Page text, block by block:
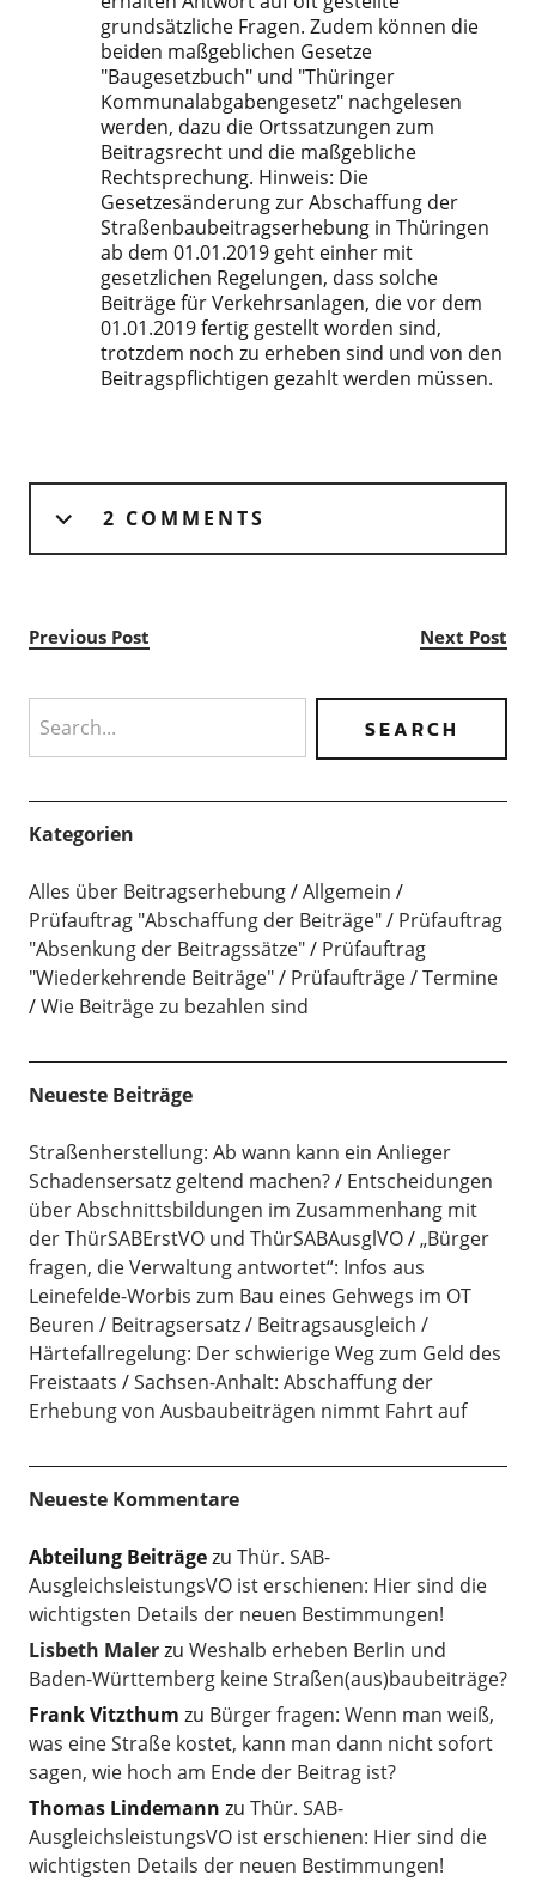
grundsätzliche Fragen. Zudem können die
beiden maßgeblichen Gesetze
"Baugesetzbuch" und "Thüringer
Kommunalabgabengesetz" nachgelesen
werden, dazu die Ortssatzungen zum
Beitragsrecht und die maßgebliche
Rechtsprechung. Hinweis: Die
Gesetzesänderung zur Abschaffung der
Straßenbaubeitragserhebung in Thüringen
ab dem 01.01.2019 geht einher mit
gesetzlichen Regelungen, dass solche
Beiträge für Verkehrsanlagen, die vor dem
01.01.2019 fertig gestellt worden sind,
trotzdem noch zu erheben sind und von den
Beitragspflichtigen gezahlt werden müssen.
2 COMMENTS
Previous Post Next Post
Kategorien
Alles über Beitragserhebung
Allgemein
Prüfauftrag "Abschaffung der Beiträge"
Prüfauftrag
"Absenkung der Beitragssätze"
Prüfauftrag
"Wiederkehrende Beiträge"
Prüfaufträge
Termine
Wie Beiträge zu bezahlen sind
Neueste Beiträge
Straßenherstellung: Ab wann kann ein Anlieger
Schadensersatz geltend machen?
Entscheidungen
über Abschnittsbildungen im Zusammenhang mit
der ThürSABErstVO und ThürSABAusglVO
„Bürger
fragen, die Verwaltung antwortet“: Infos aus
Leinefelde-Worbis zum Bau eines Gehwegs im OT
Beuren
Beitragsersatz / Beitragsausgleich /
Härtefallregelung: Der schwierige Weg zum Geld des
Freistaats
Sachsen-Anhalt: Abschaffung der
Erhebung von Ausbaubeiträgen nimmt Fahrt auf
Neueste Kommentare
Abteilung Beiträgezu Thür. SAB-
AusgleichsleistungsVO ist erschienen: Hier sind die
wichtigsten Details der neuen Bestimmungen!
Lisbeth Malerzu Weshalb erheben Berlin und
Baden-Württemberg keine Straßen(aus)baubeiträge?
Frank Vitzthum zu Bürger fragen: Wenn man weiß,
was eine Straße kostet, kann man dann nicht sofort
sagen, wie hoch am Ende der Beitrag ist?
Thomas Lindemann zu Thür. SAB-
AusgleichsleistungsVO ist erschienen: Hier sind die
wichtigsten Details der neuen Bestimmungen!